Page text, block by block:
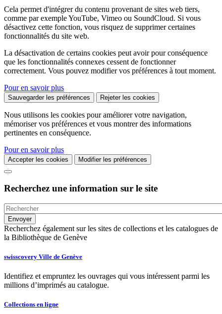
Cela permet d'intégrer du contenu provenant de sites web tiers,
comme par exemple YouTube, Vimeo ou SoundCloud. Si vous
désactivez cette fonction, vous risquez de supprimer certaines
fonctionnalités du site web.
La désactivation de certains cookies peut avoir pour conséquence
que les fonctionnalités connexes cessent de fonctionner
correctement. Vous pouvez modifier vos préférences à tout moment.
Pour en savoir plus
Sauvegarder les préférences Rejeter les cookies
Nous utilisons les cookies pour améliorer votre navigation,
mémoriser vos préférences et vous montrer des informations
pertinentes en conséquence.
Pour en savoir plus
Accepter les cookies Modifier les préférences
Recherchez une information sur le site
Recherchez également sur les sites de collections et les catalogues de
la Bibliothèque de Genève
swisscovery Ville de Genève
Identifiez et empruntez les ouvrages qui vous intéressent parmi les
millions d’imprimés au catalogue.
Collections en ligne